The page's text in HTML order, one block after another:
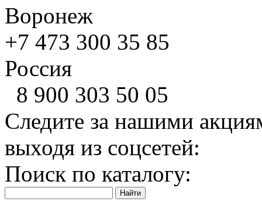
Воронеж
+7 473 300 35 85
Россия
8 900 303 50 05
Следите за нашими
выходя из соцсетей:
Поиск по каталогу: